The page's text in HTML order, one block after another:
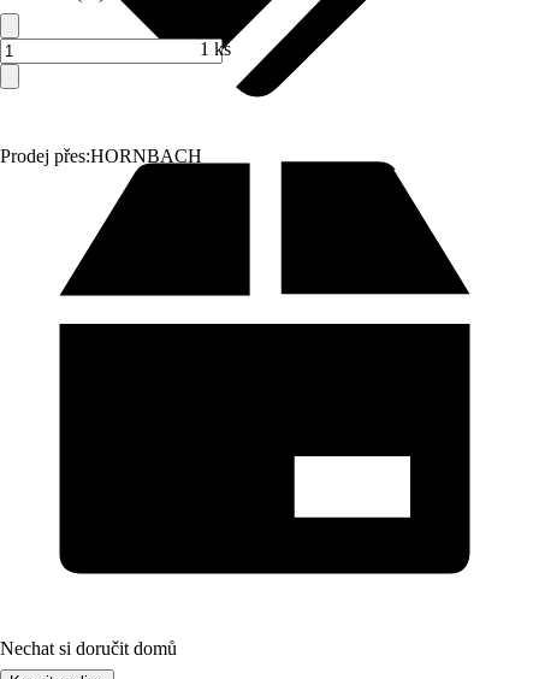
Prodej přes:HORNBACH
1 ks
Nechat si doručit domů